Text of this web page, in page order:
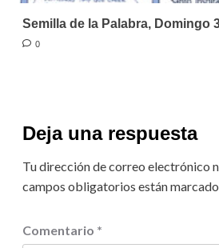
Semilla de la Palabra, Domingo
0
Deja una respuesta
Tu dirección de correo electrónico
campos obligatorios están
Comentario *